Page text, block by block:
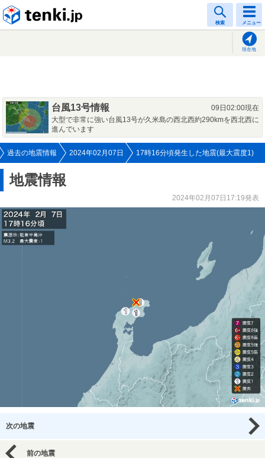
検索 メニュー
現在地
台風13号情報
09日02:00現在
大型で非常に強い台風13号が久米島の西北西約290kmを西北西に
進んでいます
過去の地震情報 2024年02月07日 17時16分頃発生した地震(最大震度1)
地震情報
2024年02月07日17:19発表
次の地震
前の地震